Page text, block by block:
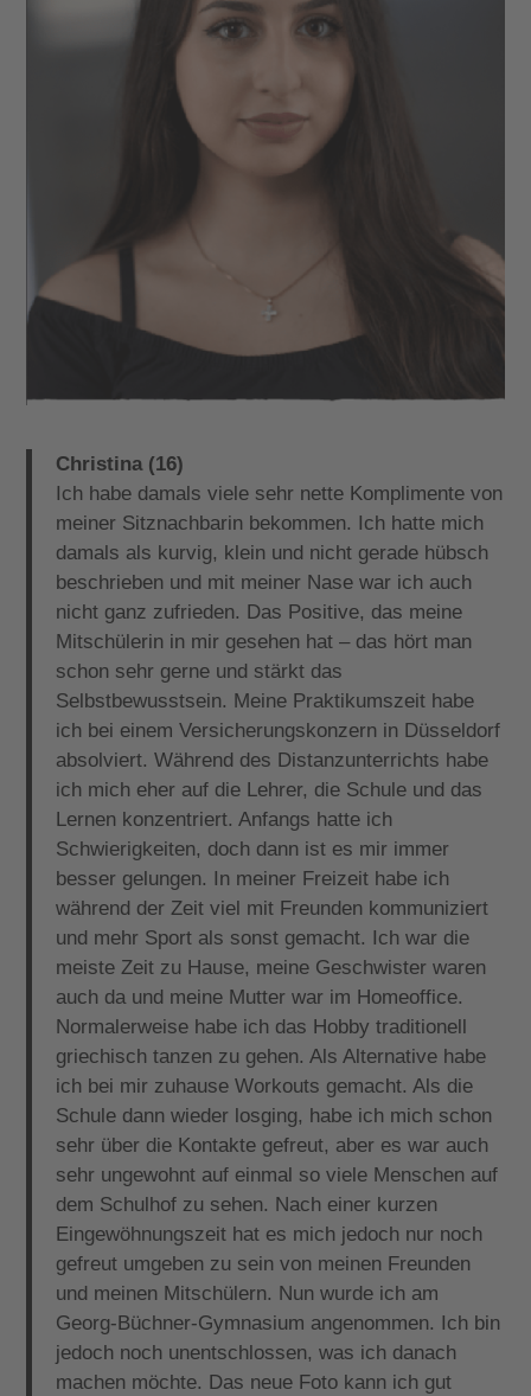
Christina (16)
Ich habe damals viele sehr nette Komplimente von
meiner Sitznachbarin bekommen. Ich hatte mich
damals als kurvig, klein und nicht gerade hübsch
beschrieben und mit meiner Nase war ich auch
nicht ganz zufrieden. Das Positive, das meine
Mitschülerin in mir gesehen hat – das hört man
schon sehr gerne und stärkt das
Selbstbewusstsein. Meine Praktikumszeit habe
ich bei einem Versicherungskonzern in Düsseldorf
absolviert. Während des Distanzunterrichts habe
ich mich eher auf die Lehrer, die Schule und das
Lernen konzentriert. Anfangs hatte ich
Schwierigkeiten, doch dann ist es mir immer
besser gelungen. In meiner Freizeit habe ich
während der Zeit viel mit Freunden kommuniziert
und mehr Sport als sonst gemacht. Ich war die
meiste Zeit zu Hause, meine Geschwister waren
auch da und meine Mutter war im Homeoffice.
Normalerweise habe ich das Hobby traditionell
griechisch tanzen zu gehen. Als Alternative habe
ich bei mir zuhause Workouts gemacht. Als die
Schule dann wieder losging, habe ich mich schon
sehr über die Kontakte gefreut, aber es war auch
sehr ungewohnt auf einmal so viele Menschen auf
dem Schulhof zu sehen. Nach einer kurzen
Eingewöhnungszeit hat es mich jedoch nur noch
gefreut umgeben zu sein von meinen Freunden
und meinen Mitschülern. Nun wurde ich am
Georg-Büchner-Gymnasium angenommen. Ich bin
jedoch noch unentschlossen, was ich danach
machen möchte. Das neue Foto kann ich gut